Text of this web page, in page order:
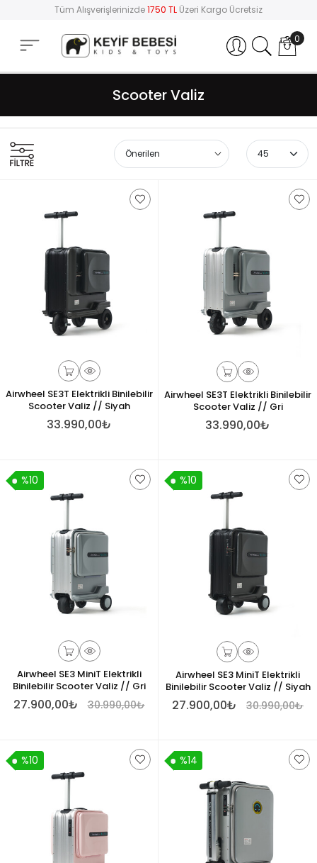
Tüm Alışverişlerinizde1750 TL Üzeri Kargo Ücretsiz
Hesabım 0
Scooter Valiz
Airwheel SE3T Elektrikli Binilebilir
Scooter Valiz // Siyah
33.990,00₺
Airwheel SE3T Elektrikli Binilebilir
Scooter Valiz // Gri
33.990,00₺
%10
Airwheel SE3 MiniT Elektrikli
Binilebilir Scooter Valiz // Gri
27.900,00₺ 30.990,00₺
%10
Airwheel SE3 MiniT Elektrikli
Binilebilir Scooter Valiz // Siyah
27.900,00₺ 30.990,00₺
%10 %14